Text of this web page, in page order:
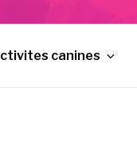
canines